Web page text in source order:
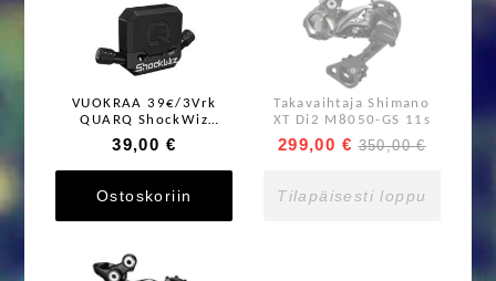
VUOKRAA 39€/3Vrk
QUARQ ShockWiz
Tuning System for MTB
Suspension Systems
39,00 €
Ostoskoriin
Takavaihtaja Shimano
XT Di2 M8050-GS 11s
299,00 € 350,00 €
Tilapäisesti loppu